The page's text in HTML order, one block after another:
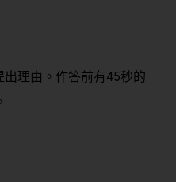
理由。作答前有45秒的